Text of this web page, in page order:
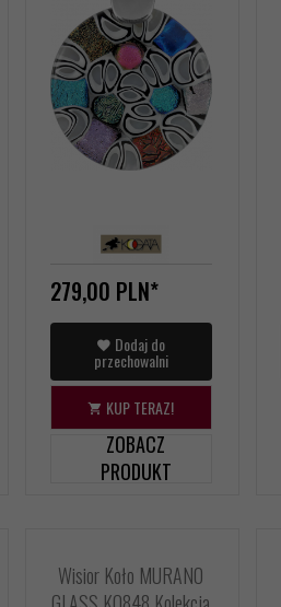
279,00 PLN*
Dodaj do
przechowalni
KUP TERAZ!
ZOBACZ
PRODUKT
Wisior Koło MURANO